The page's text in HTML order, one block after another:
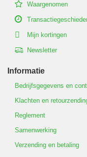
Waargenomen
Mijn kortingen
Newsletter
Informatie
Bedrijfsgegevens en
Klachten en
Reglement
Samenwerking
Verzending en betaling